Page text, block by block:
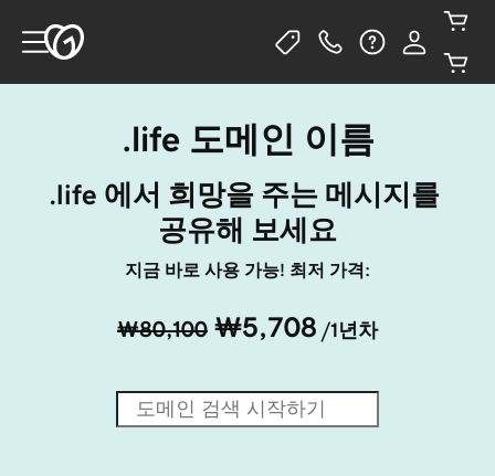
.life 도메인 이름
.life 에서 희망을 주는 메시지를
공유해 보세요
지금 바로 사용 가능! 최저 가격:
₩80,100 ₩5,708 /1년차